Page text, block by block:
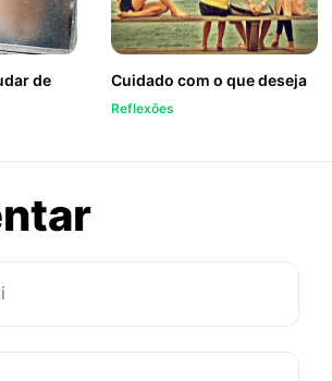
de
Cuidado com o que deseja
Reflexões
sobre